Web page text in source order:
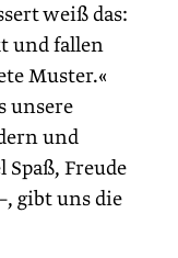
weiß das:
und fallen
Muster.«
unsere
und
Freude
gibt uns die